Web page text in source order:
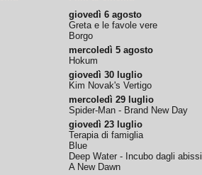
giovedì 6 agosto
Greta e le favole vere
Borgo
mercoledì 5 agosto
Hokum
giovedì 30 luglio
Kim Novak's Vertigo
mercoledì 29 luglio
Spider-Man - Brand New Day
giovedì 23 luglio
Terapia di famiglia
Blue
Deep Water - Incubo dagli abissi
A New Dawn